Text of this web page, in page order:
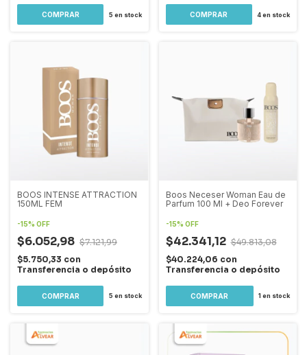
5 en stock 4en stock
BOOS INTENSE ATTRACTION
150ML FEM
-15% OFF
$6.052,98 $7.121,99
$5.750,33 con
Transferencia o depósito
5 en stock
Boos Neceser Woman Eau de
Parfum 100 Ml + Deo Forever
-15% OFF
$42.341,12 $49.813,08
$40.224,06 con
Transferencia o depósito
1 en stock